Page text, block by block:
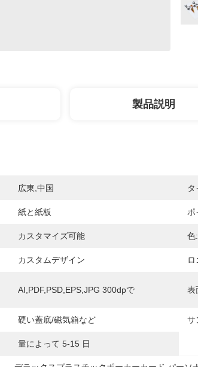
製品説明
広東,中国 タ
紙と紙板 ポ
カスタマイズ可能 色:
カスタムデザイン ロ
AI,PDF,PSD,EPS,JPG 300dpで 表
硬い蓋底/磁気箱など サ
量によって 5-15 日